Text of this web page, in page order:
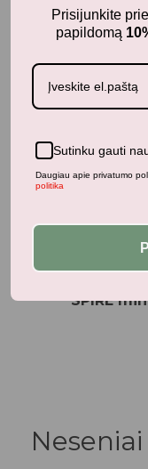
DONE BY
SPIRE
Prisijunkite
papildomą
Sutinku gauti
Daugiau apie privatumo
politika